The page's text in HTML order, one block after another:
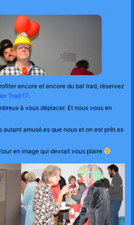
encore et encore du bal trad, réservez
Trad 17.
à vous déplacer. Et nous vous en
autant amusé.es que nous et on est prêt.es
en image qui devrait vous plaire